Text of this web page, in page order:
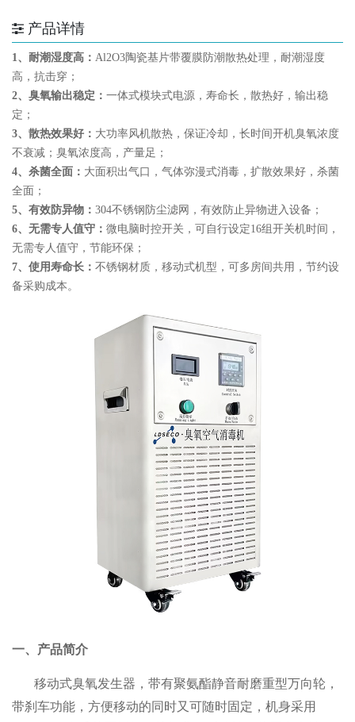
产品详情
1、耐潮湿度高： Al2O3陶瓷基片带覆膜防潮散热处理，耐潮湿度
高，抗击穿；
2、臭氧输出稳定： 一体式模块式电源，寿命长，散热好，输出稳
定；
3、散热效果好： 大功率风机散热，保证冷却，长时间开机臭氧浓度
不衰减；臭氧浓度高，产量足；
4、杀菌全面： 大面积出气口，气体弥漫式消毒，扩散效果好，杀菌
全面；
5、有效防异物： 304不锈钢防尘滤网，有效防止异物进入设备；
6、无需专人值守： 微电脑时控开关，可自行设定16组开关机时间，
无需专人值守，节能环保；
7、使用寿命长： 不锈钢材质，移动式机型，可多房间共用，节约设
备采购成本。
一、产品简介
移动式臭氧发生器，带有聚氨酯静音耐磨重型万向轮，
带刹车功能，方便移动的同时又可随时固定，机身采用